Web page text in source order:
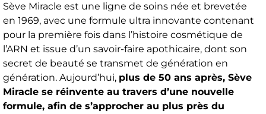
Sève Miracle est une ligne de soins née et brevetée
en 1969, avec une formule ultra innovante contenant
pour la première fois dans l’histoire cosmétique de
l’ARN et issue d’un savoir-faire apothicaire, dont son
secret de beauté se transmet de génération en
génération. Aujourd’hui, plus de 50 ans après, Sève
Miracle se réinvente au travers d’une nouvelle
formule, afin de s’approcher au plus près du